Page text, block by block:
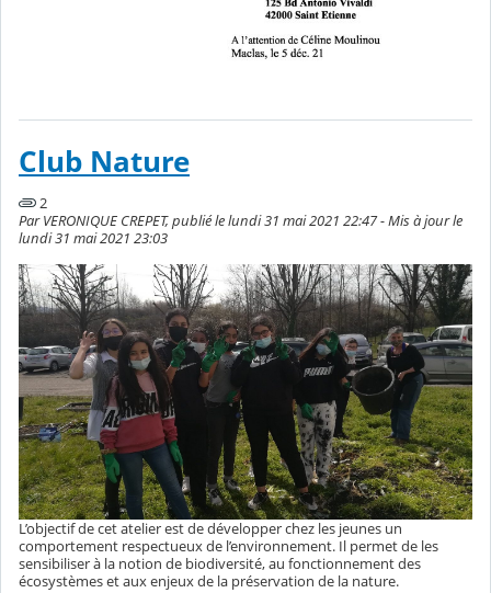
Club Nature
2
Par VERONIQUE CREPET, publié le lundi 31 mai 2021 22:47 - Mis à jour le
lundi 31 mai 2021 23:03
L’objectif de cet atelier est de développer chez les jeunes un
comportement respectueux de l’environnement. Il permet de les
sensibiliser à la notion de biodiversité, au fonctionnement des
écosystèmes et aux enjeux de la préservation de la nature.